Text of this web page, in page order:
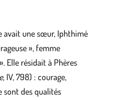
avait une sœur, Iphthimé
», femme
Elle résidait à Phères
, IV, 798) : courage,
sont des qualités